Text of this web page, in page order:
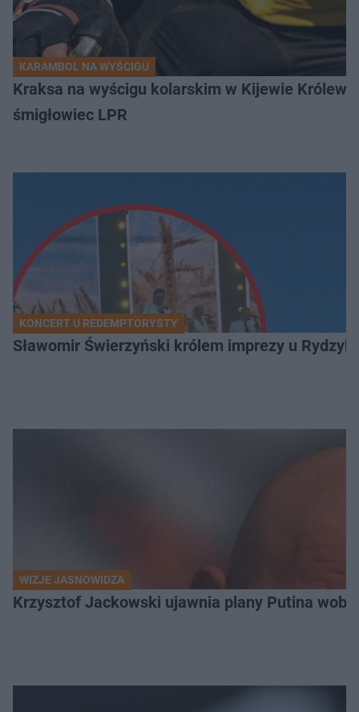
KARAMBOL NA WYŚCIGU
Kraksa na wyścigu kolarskim w Kijewie
śmigłowiec LPR
KONCERT U REDEMPTORYSTY
Sławomir Świerzyński królem imprezy u
WIZJE JASNOWIDZA
Krzysztof Jackowski ujawnia plany Putina